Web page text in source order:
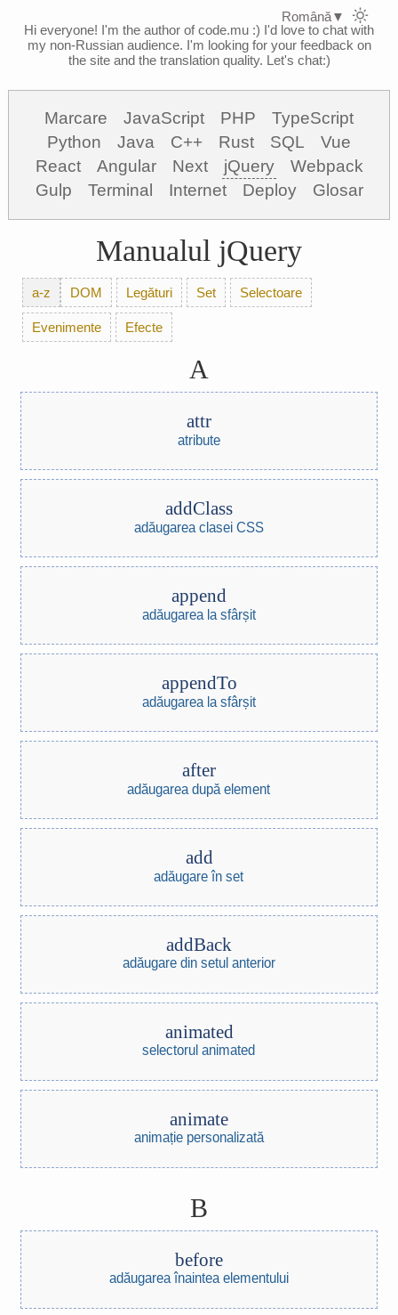
Hi everyone! I'm the author of code.mu :) I'd love to chat with
my non-Russian audience. I'm looking for your feedback on
the site and the translation quality. Let's chat:)
Marcare JavaScript PHP
TypeScript
Python
Java C++ Rust SQL
Vue
React
Angular Next jQuery
Webpack
Gulp
Terminal Internet Deploy Glosar
Manualul jQuery
a-z DOM Legături Set Selectoare
Evenimente Efecte
A
attr
atribute
addClass
adăugarea clasei CSS
append
adăugarea la sfârșit
appendTo
adăugarea la sfârșit
after
adăugarea după element
add
adăugare în set
addBack
adăugare din setul anterior
animated
selectorul animated
animate
animație personalizată
B
before
adăugarea înaintea elementului
Română▼